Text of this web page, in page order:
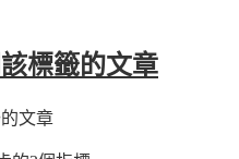
標籤的文章
文章